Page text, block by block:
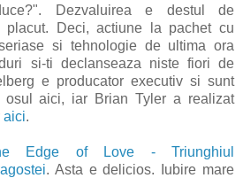
Dezvaluirea e destul de
placut. Deci, actiune la pachet cu
si tehnologie de ultima ora
si-ti declanseaza niste fiori de
e producator executiv si sunt
aici, iar Brian Tyler a realizat
aici.
Edge of Love - Triunghiul
. Asta e delicios. Iubire mare